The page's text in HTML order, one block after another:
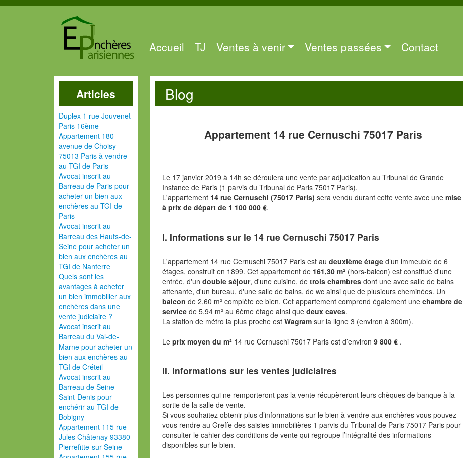
Accueil TJ Ventes à venir Ventes passées Contact
Articles
Duplex 1 rue Jouvenet
Paris 16ème
Appartement 180
avenue de Choisy
75013 Paris à vendre
au TGI de Paris
Avocat inscrit au
Barreau de Paris pour
acheter un bien aux
enchères au TGI de
Paris
Avocat inscrit au
Barreau des Hauts-de-
Seine pour acheter un
bien aux enchères au
TGI de Nanterre
Quels sont les
avantages à acheter
un bien immobilier aux
enchères dans une
vente judiciaire ?
Avocat inscrit au
Barreau du Val-de-
Marne pour acheter un
bien aux enchères au
TGI de Créteil
Avocat inscrit au
Barreau de Seine-
Saint-Denis pour
enchérir au TGI de
Bobigny
Appartement 115 rue
Jules Châtenay 93380
Pierrefitte-sur-Seine
Blog
Appartement 14 rue Cernuschi 75017 Paris
Le 17 janvier 2019 à 14h se déroulera une vente par adjudication au Tribunal de Grande
Instance de Paris (1 parvis du Tribunal de Paris 75017 Paris).
L'appartement 14 rue Cernuschi (75017 Paris)sera vendu durant cette vente avec unemise
à prix de départ de 1 100 000 €.
I. Informations sur le 14 rue Cernuschi 75017 Paris
L'appartement 14 rue Cernuschi 75017 Paris est audeuxième étaged’un immeuble de 6
étages, construit en 1899. Cet appartement de 161,30 m² (hors-balcon) est constitué d'une
entrée, d'undouble séjour, d'une cuisine, detrois chambres dont une avec salle de bains
attenante, d'un bureau, d'une salle de bains, de wc ainsi que de plusieurs cheminées. Un
balcon de 2,60 m² complète ce bien. Cet appartement comprend également unechambre de
service de 5,94 m² au 6ème étage ainsi quedeux caves.
La station de métro la plus proche estWagramsur la ligne 3 (environ à 300m).
Leprix moyen du m² 14 rue Cernuschi 75017 Paris est d’environ9 800 € .
II. Informations sur les ventes judiciaires
Les personnes qui ne remporteront pas la vente récupèreront leurs chèques de banque à la
sortie de la salle de vente.
Si vous souhaitez obtenir plus d’informations sur le bien à vendre aux enchères vous pouvez
vous rendre au Greffe des saisies immobilières 1 parvis du Tribunal de Paris 75017 Paris pour
consulter le cahier des conditions de vente qui regroupe l’intégralité des informations
disponibles sur le bien.